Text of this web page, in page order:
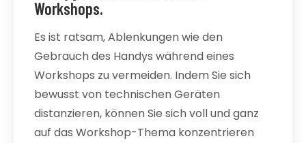
Workshops.
Es ist ratsam, Ablenkungen wie den
Gebrauch des Handys während eines
Workshops zu vermeiden. Indem Sie sich
bewusst von technischen Geräten
distanzieren, können Sie sich voll und ganz
auf das Workshop-Thema konzentrieren